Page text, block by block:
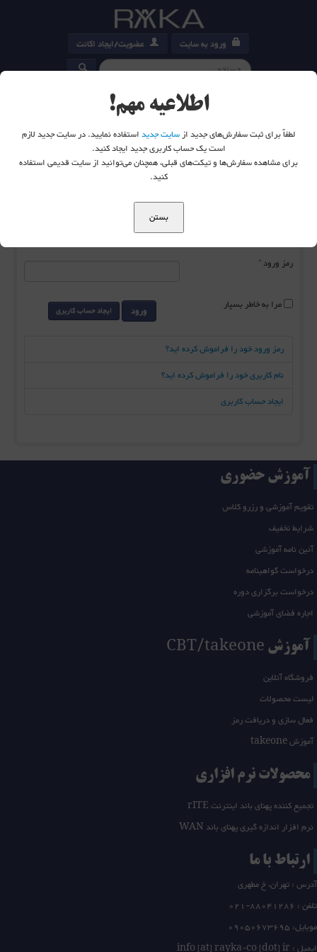
ورود به سایت عضویت/ایجاد اکانت
کارت خرید
شما اینجا هستید:خانه ورود به سایت
رمز ورود *
مرا به خاطر بسپار ورود ایجاد حساب کاربری
رمز ورود خود را فراموش کرده اید؟
نام کاربری خود را فراموش کرده اید؟
ایجاد حساب کاربری
آموزش حضوری
تقویم آموزشی و رزرو کلاس
شرایط تخفیف
آئین نامه آموزشی
درخواست گواهینامه
درخواست برگزاری دوره
اجاره فضای آموزشی
آموزش CBT/takeone
فروشگاه آنلاین
لیست محصولات
فعال سازی و دریافت رمز
آموزش takeone
محصولات نرم افزاری
تجمیع کننده پهنای باند اینترنت rITE
نرم افزار اندازه گیری پهنای باند WAN
ارتباط با ما
آدرس : تهران، خ مطهری
تلفن : 21-88041286
0
موبایل: 09050673695
ایمیل : info [at] rayka-co [dot] ir
اطلاعیه مهم!
لطفاً برای ثبت سفارش‌های جدید ازسایت جدیداستفاده نمایید. در سایت جدید لازم
است یک حساب کاربری جدید ایجاد کنید.
برای مشاهده سفارش‌ها و تیکت‌های قبلی، همچنان می‌توانید از سایت قدیمی استفاده
کنید.
بستن